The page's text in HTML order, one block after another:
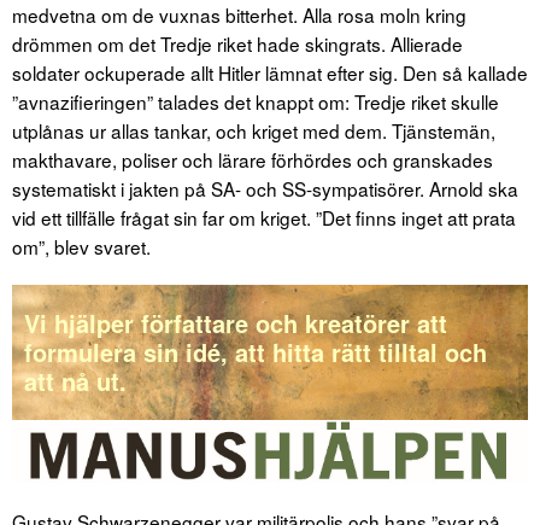
medvetna om de vuxnas bitterhet. Alla rosa moln kring
drömmen om det Tredje riket hade skingrats. Allierade
soldater ockuperade allt Hitler lämnat efter sig. Den så kallade
”avnazifieringen” talades det knappt om: Tredje riket skulle
utplånas ur allas tankar, och kriget med dem. Tjänstemän,
makthavare, poliser och lärare förhördes och granskades
systematiskt i jakten på SA- och SS-sympatisörer. Arnold ska
vid ett tillfälle frågat sin far om kriget. ”Det finns inget att prata
om”, blev svaret.
Vi hjälper författare och kreatörer att
formulera sin idé, att hitta rätt tilltal och
att nå ut.